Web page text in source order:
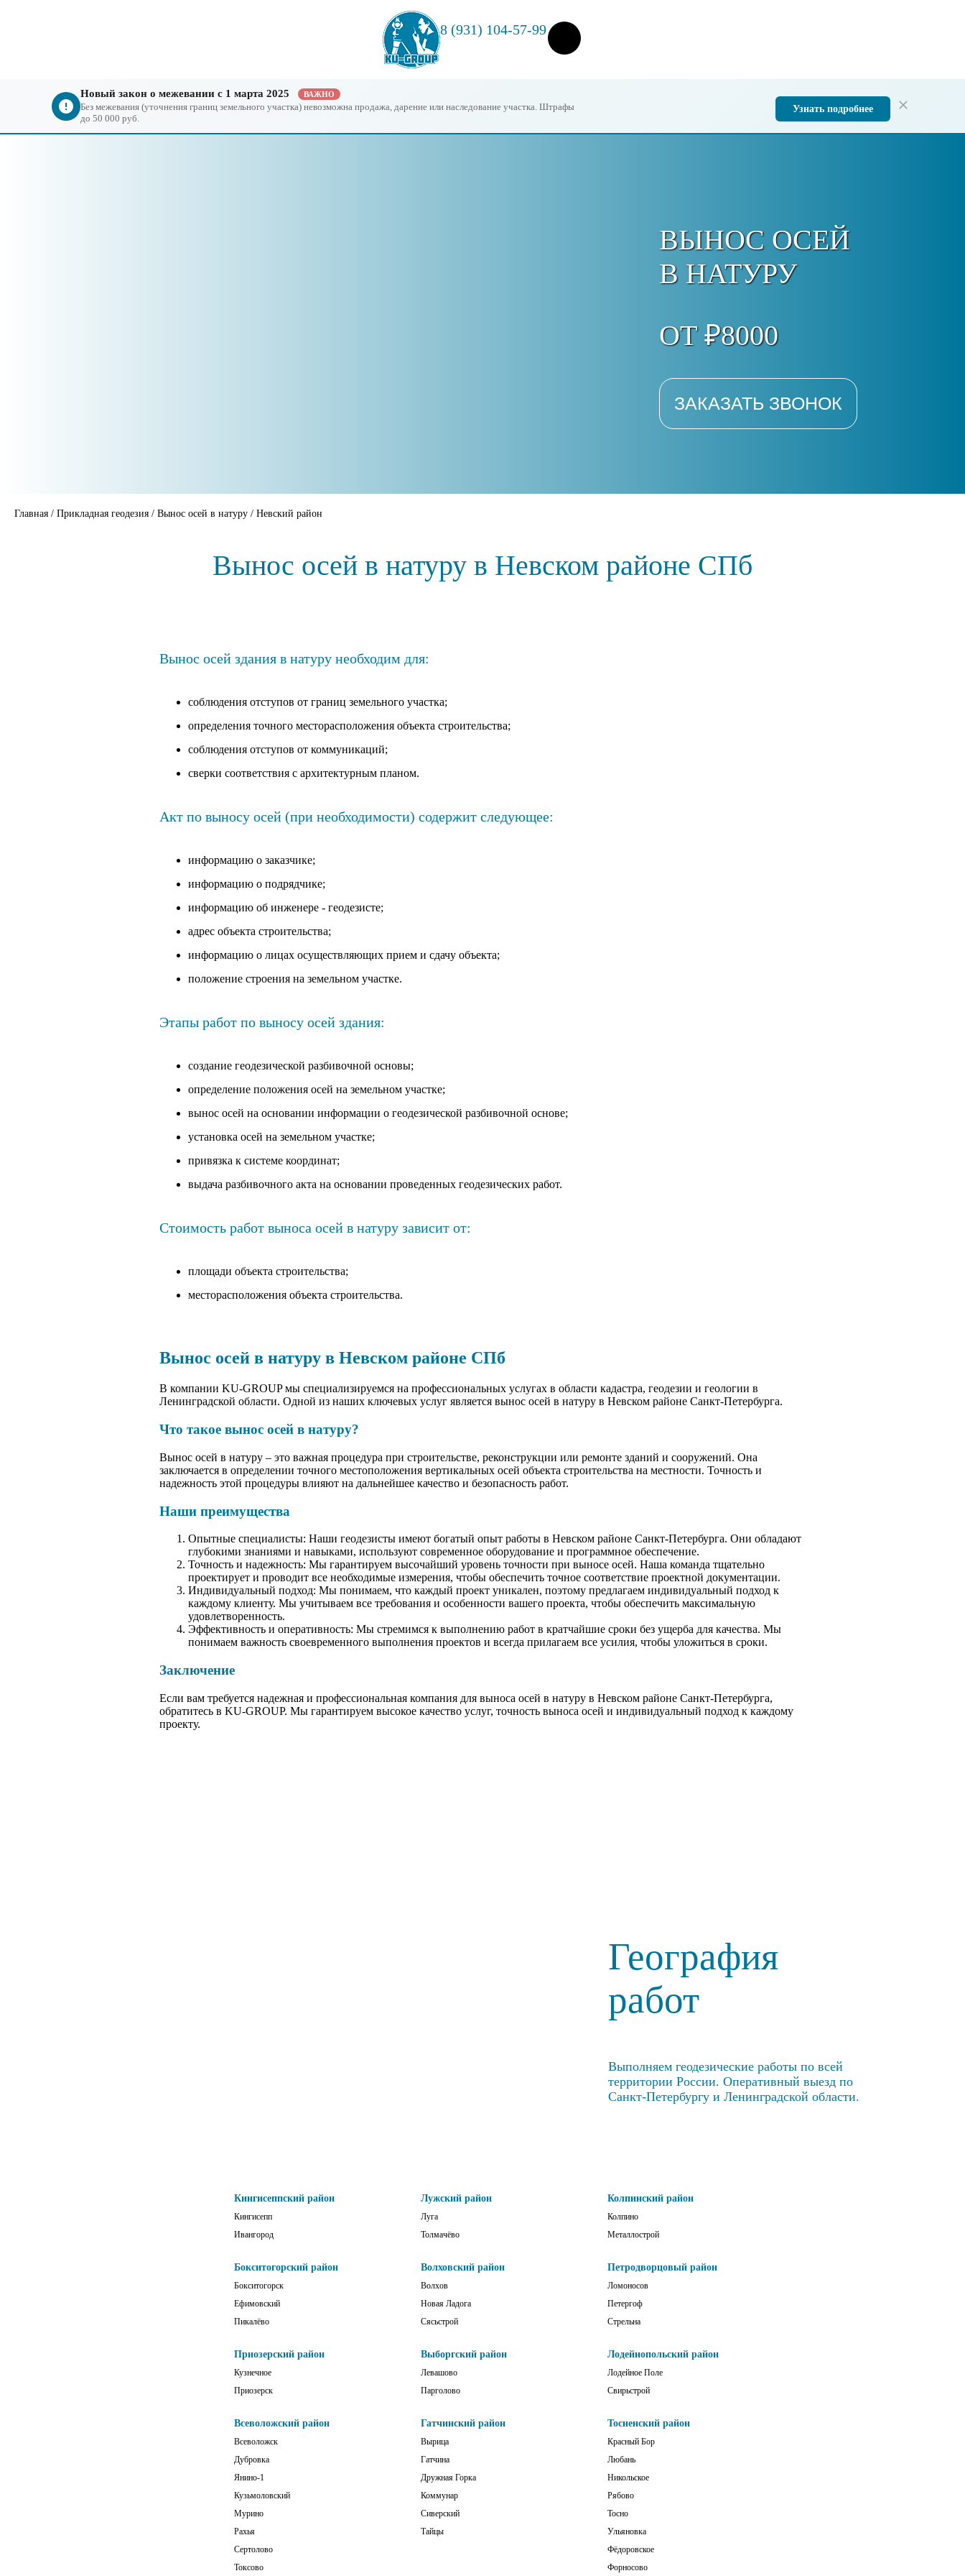
8 (931) 104-57-99
Новый закон о межевании с 1 марта 2025 ВАЖНО
Без межевания (уточнения границ земельного участка) невозможна продажа, дарение или наследование участка. Штрафы
до 50 000 руб.
Узнать подробнее
ВЫНОС ОСЕЙ
В НАТУРУ
ОТ ₽8000
ЗАКАЗАТЬ ЗВОНОК
Главная / Прикладная геодезия / Вынос осей в натуру / Невский район
Вынос осей в натуру в Невском районе СПб
Вынос осей здания в натуру необходим для:
соблюдения отступов от границ земельного участка;
определения точного месторасположения объекта строительства;
соблюдения отступов от коммуникаций;
сверки соответствия с архитектурным планом.
Акт по выносу осей (при необходимости) содержит следующее:
информацию о заказчике;
информацию о подрядчике;
информацию об инженере - геодезисте;
адрес объекта строительства;
информацию о лицах осуществляющих прием и сдачу объекта;
положение строения на земельном участке.
Этапы работ по выносу осей здания:
создание геодезической разбивочной основы;
определение положения осей на земельном участке;
вынос осей на основании информации о геодезической разбивочной основе;
установка осей на земельном участке;
привязка к системе координат;
выдача разбивочного акта на основании проведенных геодезических работ.
Стоимость работ выноса осей в натуру зависит от:
площади объекта строительства;
месторасположения объекта строительства.
Вынос осей в натуру в Невском районе СПб
В компании KU-GROUP мы специализируемся на профессиональных услугах в области кадастра, геодезии и геологии в
Ленинградской области. Одной из наших ключевых услуг является вынос осей в натуру в Невском районе Санкт-Петербурга.
Что такое вынос осей в натуру?
Вынос осей в натуру – это важная процедура при строительстве, реконструкции или ремонте зданий и сооружений. Она
заключается в определении точного местоположения вертикальных осей объекта строительства на местности. Точность и
надежность этой процедуры влияют на дальнейшее качество и безопасность работ.
Наши преимущества
Опытные специалисты: Наши геодезисты имеют богатый опыт работы в Невском районе Санкт-Петербурга. Они обладают
глубокими знаниями и навыками, используют современное оборудование и программное обеспечение.
Точность и надежность: Мы гарантируем высочайший уровень точности при выносе осей. Наша команда тщательно
проектирует и проводит все необходимые измерения, чтобы обеспечить точное соответствие проектной документации.
Индивидуальный подход: Мы понимаем, что каждый проект уникален, поэтому предлагаем индивидуальный подход к
каждому клиенту. Мы учитываем все требования и особенности вашего проекта, чтобы обеспечить максимальную
удовлетворенность.
Эффективность и оперативность: Мы стремимся к выполнению работ в кратчайшие сроки без ущерба для качества. Мы
понимаем важность своевременного выполнения проектов и всегда прилагаем все усилия, чтобы уложиться в сроки.
Заключение
Если вам требуется надежная и профессиональная компания для выноса осей в натуру в Невском районе Санкт-Петербурга,
обратитесь в KU-GROUP. Мы гарантируем высокое качество услуг, точность выноса осей и индивидуальный подход к каждому
проекту.
География
работ
Выполняем геодезические работы по всей
территории России. Оперативный выезд по
Санкт-Петербургу и Ленинградской области.
Кингисеппский район
Кингисепп
Ивангород
Лужский район
Луга
Толмачёво
Колпинский район
Колпино
Металлострой
Бокситогорский район
Бокситогорск
Ефимовский
Пикалёво
Волховский район
Волхов
Новая Ладога
Сясьстрой
Петродворцовый район
Ломоносов
Петергоф
Стрельна
Приозерский район
Кузнечное
Приозерск
Выборгский район
Левашово
Парголово
Лодейнопольский район
Лодейное Поле
Свирьстрой
Всеволожский район
Всеволожск
Дубровка
Янино-1
Кузьмоловский
Мурино
Рахья
Сертолово
Токсово
Гатчинский район
Вырица
Гатчина
Дружная Горка
Коммунар
Сиверский
Тайцы
Тосненский район
Красный Бор
Любань
Никольское
Рябово
Тосно
Ульяновка
Фёдоровское
Форносово